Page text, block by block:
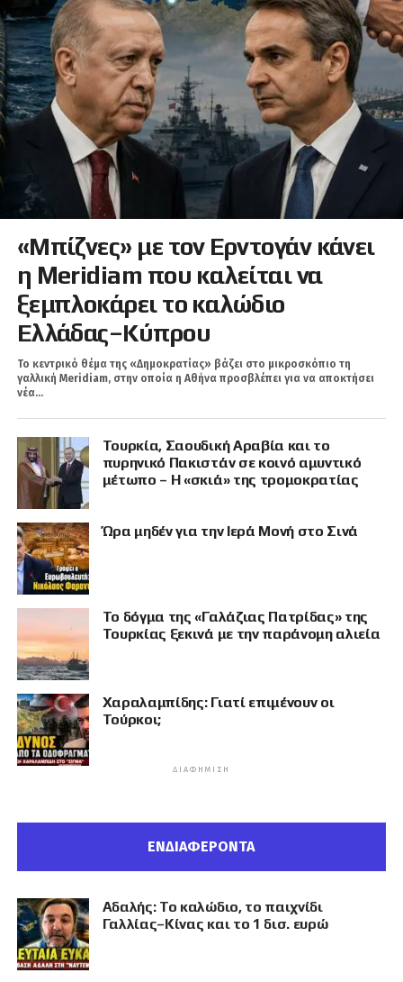
«Μπίζνες» με τον Ερντογάν κάνει
η Meridiam που καλείται να
ξεμπλοκάρει το καλώδιο
Ελλάδας–Κύπρου
Το κεντρικό θέμα της «Δημοκρατίας» βάζει στο μικροσκόπιο τη
γαλλική Meridiam, στην οποία η Αθήνα προσβλέπει για να αποκτήσει
νέα...
Τουρκία, Σαουδική Αραβία και το
πυρηνικό Πακιστάν σε κοινό αμυντικό
μέτωπο – Η «σκιά» της τρομοκρατίας
Ώρα μηδέν για την Ιερά Μονή στο Σινά
Το δόγμα της «Γαλάζιας Πατρίδας» της
Τουρκίας ξεκινά με την παράνομη αλιεία
Χαραλαμπίδης: Γιατί επιμένουν οι
Τούρκοι;
ΔΙΑΦΉΜΙΣΗ
ΕΝΔΙΑΦΕΡΟΝΤΑ
Αδαλής: Το καλώδιο, το παιχνίδι
Γαλλίας–Κίνας και το 1 δισ. ευρώ